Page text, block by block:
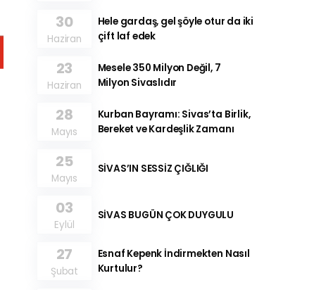
30
Haziran
Hele gardaş, gel şöyle otur da iki
çift laf edek
23
Haziran
Mesele 350 Milyon Değil, 7
Milyon Sivaslıdır
28
Mayıs
Kurban Bayramı: Sivas’ta Birlik,
Bereket ve Kardeşlik Zamanı
25
Mayıs
SİVAS’IN SESSİZ ÇIĞLIĞI
03
Eylül
SİVAS BUGÜN ÇOK DUYGULU
27
Şubat
Esnaf Kepenk İndirmekten Nasıl
Kurtulur?